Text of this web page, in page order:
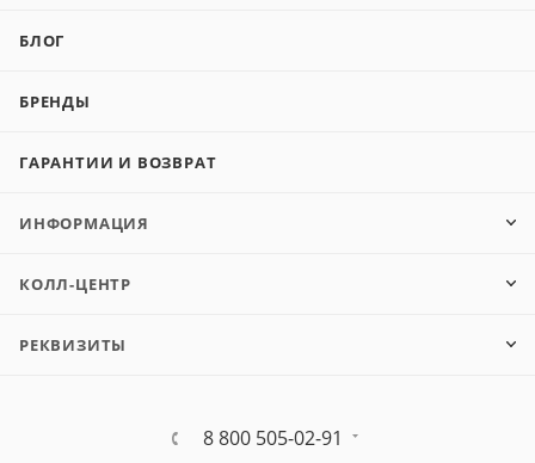
БЛОГ
БРЕНДЫ
ГАРАНТИИ И ВОЗВРАТ
ИНФОРМАЦИЯ
КОЛЛ-ЦЕНТР
РЕКВИЗИТЫ
8 800 505-02-91